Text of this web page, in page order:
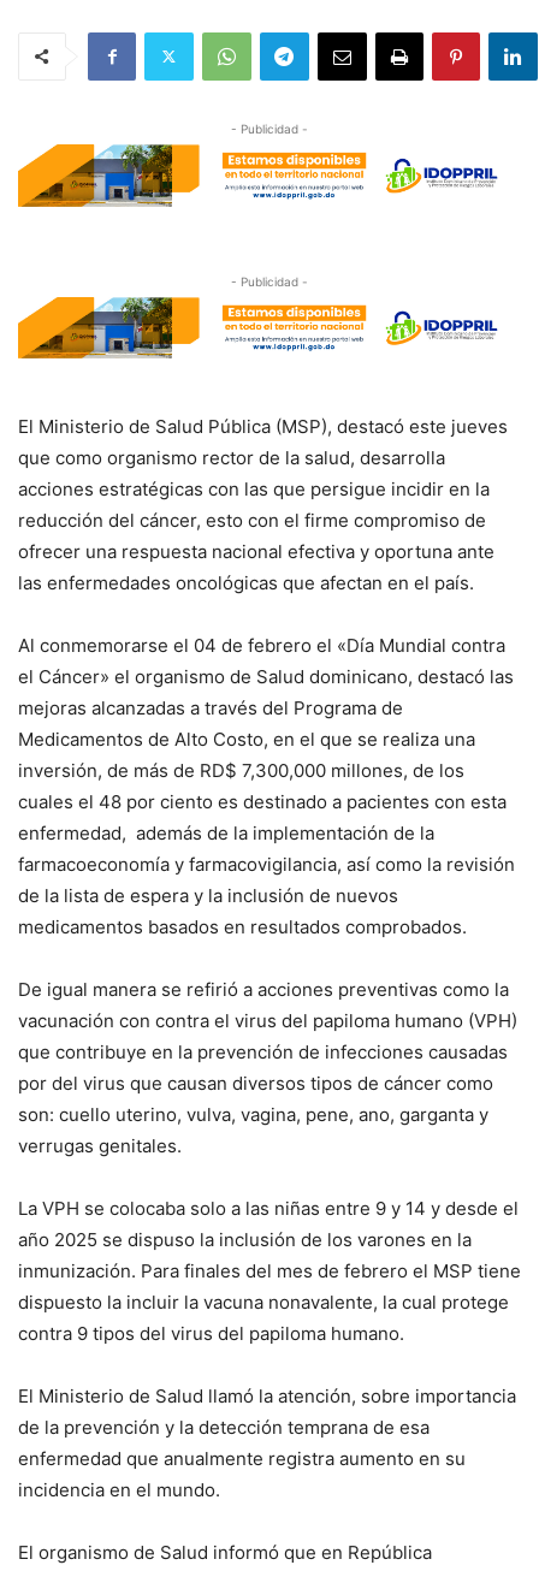
- Publicidad -
- Publicidad -
El Ministerio de Salud Pública (MSP), destacó este jueves
que como organismo rector de la salud, desarrolla
acciones estratégicas con las que persigue incidir en la
reducción del cáncer, esto con el firme compromiso de
ofrecer una respuesta nacional efectiva y oportuna ante
las enfermedades oncológicas que afectan en el país.
Al conmemorarse el 04 de febrero el «Día Mundial contra
el Cáncer» el organismo de Salud dominicano, destacó las
mejoras alcanzadas a través del Programa de
Medicamentos de Alto Costo, en el que se realiza una
inversión, de más de RD$ 7,300,000 millones, de los
cuales el 48 por ciento es destinado a pacientes con esta
enfermedad, además de la implementación de la
farmacoeconomía y farmacovigilancia, así como la revisión
de la lista de espera y la inclusión de nuevos
medicamentos basados en resultados comprobados.
De igual manera se refirió a acciones preventivas como la
vacunación con contra el virus del papiloma humano (VPH)
que contribuye en la prevención de infecciones causadas
por del virus que causan diversos tipos de cáncer como
son: cuello uterino, vulva, vagina, pene, ano, garganta y
verrugas genitales.
La VPH se colocaba solo a las niñas entre 9 y 14 y desde el
año 2025 se dispuso la inclusión de los varones en la
inmunización. Para finales del mes de febrero el MSP tiene
dispuesto la incluir la vacuna nonavalente, la cual protege
contra 9 tipos del virus del papiloma humano.
El Ministerio de Salud llamó la atención, sobre importancia
de la prevención y la detección temprana de esa
enfermedad que anualmente registra aumento en su
incidencia en el mundo.
El organismo de Salud informó que en República